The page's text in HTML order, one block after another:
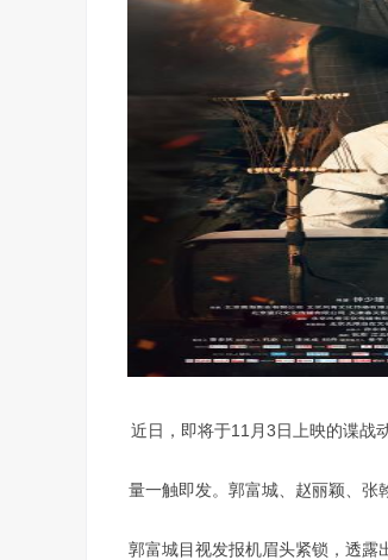
近日，即将于11月3日上映的谍战
量一触即发。郭富城、赵丽颖、张
郭富城目视发报机眉头紧锁，透露